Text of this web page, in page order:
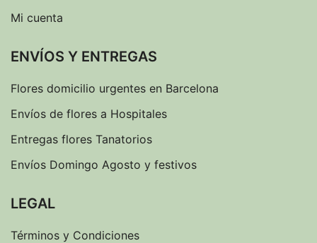
Mi cuenta
ENVÍOS Y ENTREGAS
Flores domicilio urgentes en Barcelona
Envíos de flores a Hospitales
Entregas flores Tanatorios
Envíos Domingo Agosto y festivos
LEGAL
Términos y Condiciones